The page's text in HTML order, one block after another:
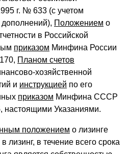
г. № 633 (с учетом
Положением о
в Российской
приказом Минфина России
Планом счетов
хозяйственной
и инструкцией по его
приказом Минфина СССР
настоящими Указаниями.
положением о лизинге
лизинг, в течение всего срока